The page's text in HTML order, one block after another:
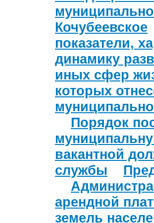
Кочубеевское
показатели,
динамику
иных сфер
которых
Порядок
вакантной
службы
арендной
земель